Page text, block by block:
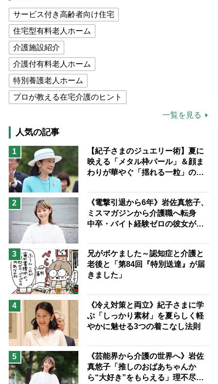
サービス付き高齢者向け住宅
住宅型有料老人ホーム
介護施設紹介
介護付有料老人ホーム
特別養護老人ホーム
プロが教える在宅介護のヒント
高木ブー
ケアマネジャー
猫が母になつきません
息子の遠距離介護サバイバル術
兄がボケました
予防法
一覧を見る
人気の記事
1
【紀子さまのジュエリー術】夏に
映える「メタル枠パール」＆顔ま
わりが華やぐ「揺れる一粒」の使
2
《電撃引退から6年》岩佐真悠子、
ミスマガジンから介護職へ転身
中卒・バイト経験ゼロの彼女が見
ながら自分らしくいられる」
3
兄がボケました～認知症と介護と
老後と「第84回『特別送達』が届
きました」
4
《冷え対策と両立》紀子さまに学
ぶ「しっかり素材」を夏らしく軽
やかに魅せる3つの着こなし法則
5
《芸能界から介護の世界へ》岩佐
真悠子「推しのおばあちゃんか
ら“大好き”をもらえる」理不尽さ